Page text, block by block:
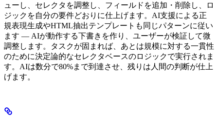
ューし、セレクタを調整し、フィールドを追加・削除し、ロ
ジックを自分の要件どおりに仕上げます。AI支援による正
規表現生成やHTML抽出テンプレートも同じパターンに従い
ます — AIが動作する下書きを作り、ユーザーが検証して微
調整します。タスクが固まれば、あとは規模に対する一貫性
のために決定論的なセレクタベースのロジックで実行されま
す。AIは数分で80%まで到達させ、残りは人間の判断が仕上
げます。